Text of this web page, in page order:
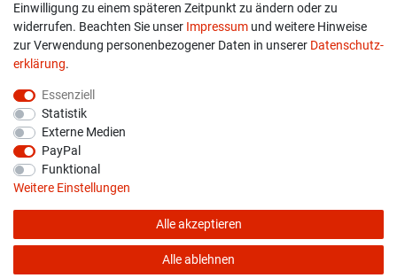
info@overdrive-racing.de
05662 / 8878939
Overdrive-Racing
Frankenstr. 9
34587 Felsberg-Gensungen
* Alle Preise verstehen sich inkl. gesetzl. MwSt. zzgl.Versandkosten
Einwilligung zu einem späteren Zeitpunkt zu ändern oder zu
widerrufen. Beachten Sie unser Impressum und weitere Hinweise
zur Verwendung personenbezogener Daten in unserer Daten­schutz­
erklärung.
Essenziell
Statistik
Externe Medien
PayPal
Funktional
Weitere Einstellungen
Alle akzeptieren
Alle ablehnen